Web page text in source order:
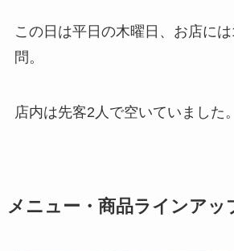
この日は平日の木曜日、お店に
問。
店内は先客2人で空いていました。
メニュー・商品ラインアッ